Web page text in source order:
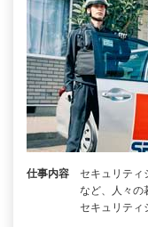
仕事内容
セキュリティ
など、人々の
セキュリティ